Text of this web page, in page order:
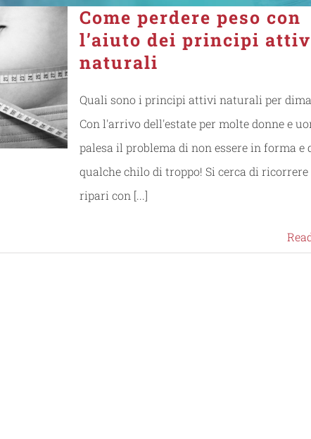
Come perdere peso con
l’aiuto dei principi
naturali
Quali sono i principi attivi naturali per
Con l'arrivo dell'estate per molte donne e
palesa il problema di non essere in forma e
qualche chilo di troppo! Si cerca di ricorrere
ripari con [...]